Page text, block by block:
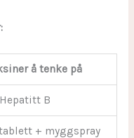
å tenke på
B
+ myggspray